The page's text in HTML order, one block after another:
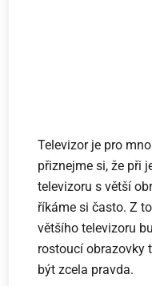
Televizor je pro
přiznejme si, že při
televizoru s větší
říkáme si často. Z
většího televizoru
rostoucí obrazovky
být zcela pravda.